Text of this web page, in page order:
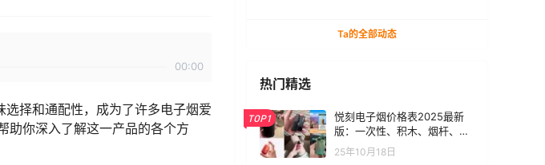
00:00
选择和通配性，成为了许多电子烟爱
助你深入了解这一产品的各个方
Ta的全部动态
热门精选
TOP1
悦刻电子烟价格表2025最新
版：一次性、积木、烟杆、烟
弹全价位汇总
25年10月18日